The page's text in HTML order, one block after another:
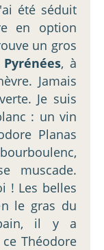
été séduit
en option
un gros
, à
Jamais
Je suis
: un vin
Planas
muscade.
! Les belles
le gras du
il y a
Théodore